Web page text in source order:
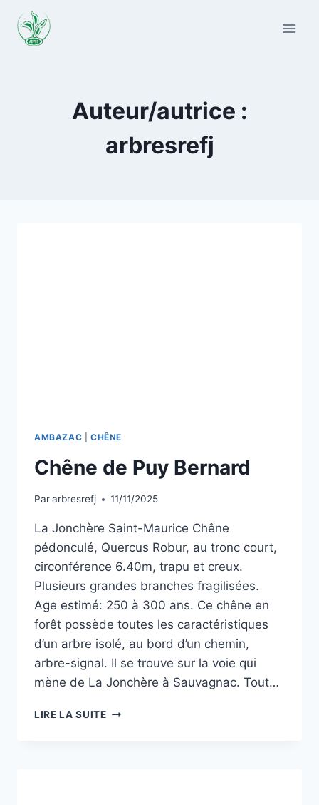
contenu
Auteur/autrice :
arbresrefj
AMBAZAC CHÊNE
Chêne de Puy Bernard
Pararbresrefj 11/11/2025
La Jonchère Saint-Maurice Chêne
pédonculé, Quercus Robur, au tronc court,
circonférence 6.40m, trapu et creux.
Plusieurs grandes branches fragilisées.
Age estimé: 250 à 300 ans. Ce chêne en
forêt possède toutes les caractéristiques
d’un arbre isolé, au bord d’un chemin,
arbre-signal. Il se trouve sur la voie qui
mène de La Jonchère à Sauvagnac. Tout…
LIRE LA SUITECHÊNE